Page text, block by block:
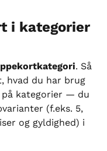
i kategorier
. Så
hvad du har brug
kategorier — du
(f.eks. 5,
og gyldighed) i